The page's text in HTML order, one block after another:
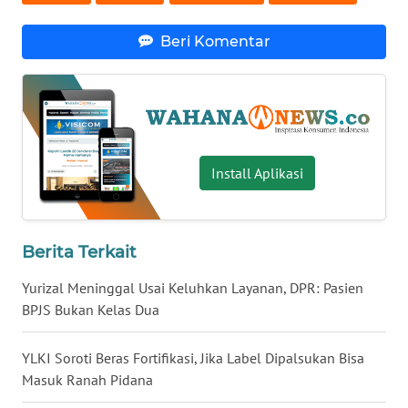
Beri Komentar
Install Aplikasi
Berita Terkait
Yurizal Meninggal Usai Keluhkan Layanan, DPR: Pasien
BPJS Bukan Kelas Dua
YLKI Soroti Beras Fortifikasi, Jika Label Dipalsukan Bisa
Masuk Ranah Pidana
WN
WN
SUMBAR
WN
SUMSEL
BENGKULU
WN
LAMPUNG
WN
JATENG